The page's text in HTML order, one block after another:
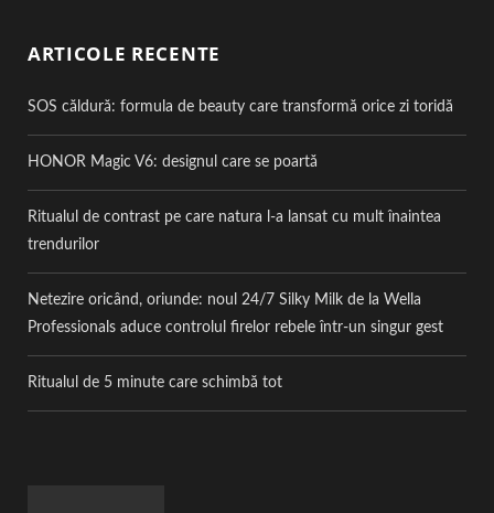
ARTICOLE RECENTE
SOS căldură: formula de beauty care transformă orice zi toridă
HONOR Magic V6: designul care se poartă
Ritualul de contrast pe care natura l-a lansat cu mult înaintea
trendurilor
Netezire oricând, oriunde: noul 24/7 Silky Milk de la Wella
Professionals aduce controlul firelor rebele într-un singur gest
Ritualul de 5 minute care schimbă tot